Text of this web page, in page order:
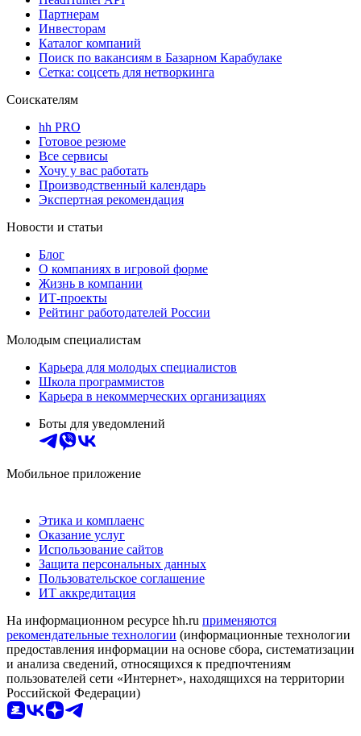
Партнерам
Инвесторам
Каталог компаний
Поиск по вакансиям в Базарном Карабулаке
Сетка: соцсеть для нетворкинга
Соискателям
hh PRO
Готовое резюме
Все сервисы
Хочу у вас работать
Производственный календарь
Экспертная рекомендация
Новости и статьи
Блог
О компаниях в игровой форме
Жизнь в компании
ИТ-проекты
Рейтинг работодателей России
Молодым специалистам
Карьера для молодых специалистов
Школа программистов
Карьера в некоммерческих организациях
Боты для уведомлений
Мобильное приложение
Этика и комплаенс
Оказание услуг
Использование сайтов
Защита персональных данных
Пользовательское соглашение
ИТ аккредитация
На информационном ресурсе hh.ru применяются
рекомендательные технологии (информационные технологии
предоставления информации на основе сбора, систематизации
и анализа сведений, относящихся к предпочтениям
пользователей сети «Интернет», находящихся на территории
Российской Федерации)